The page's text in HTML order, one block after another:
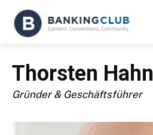
Thorsten Hahn
Gründer & Geschäftsführer